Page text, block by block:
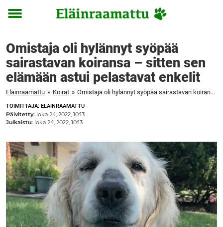
Toggle
Omistaja oli hylännyt syöpää
sairastavan koiransa – sitten sen
elämään astui pelastavat enkelit
Elainraamattu » Koirat » Omistaja oli hylännyt syöpää sairastavan koiransa – sitten sen elämään astui pelastavat enkelit
TOIMITTAJA: ELAINRAAMATTU
Päivitetty: loka 24, 2022, 10:13
Julkaistu: loka 24, 2022, 10:13